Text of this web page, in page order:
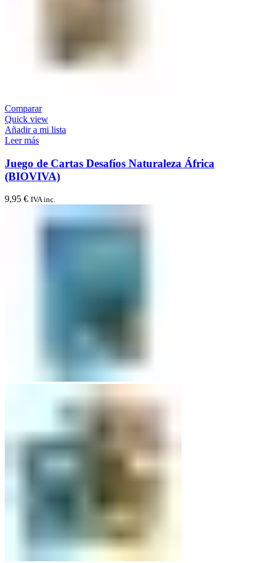
Comparar
Quick view
Añadir a mi lista
Leer más
Juego de Cartas Desafíos Naturaleza África
(BIOVIVA)
9,95 € IVA inc.